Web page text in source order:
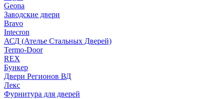
Geona
Заводские двери
Bravo
Intecron
АСД (Ателье Стальных Дверей)
Termo-Door
REX
Бункер
Двери Регионов ВД
Лекс
Фурнитура для дверей